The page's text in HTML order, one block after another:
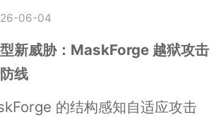
06-04
新威胁：MaskForge 越狱攻击
线
的结构感知自适应攻击